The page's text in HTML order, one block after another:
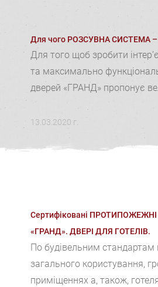
Для чого РОЗСУВНА СИСТЕМА
Для того щоб зробити
та максимально
дверей «ГРАНД» пропонує
13.03.2020 г.
Сертифіковані
«ГРАНД». ДВЕРІ ДЛЯ ГОТЕЛІВ.
По будівельним стандартам
загального користування,
приміщеннях а, також,